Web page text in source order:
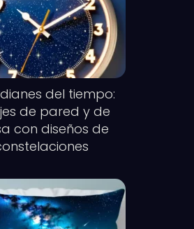
del tiempo:
de pared y de
con diseños de